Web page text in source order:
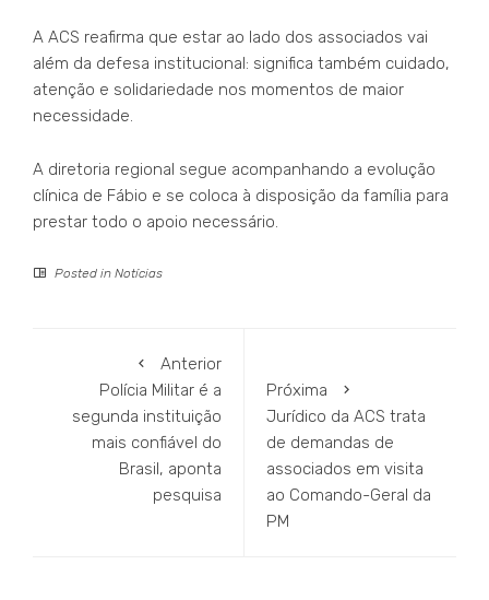
A ACS reafirma que estar ao lado dos associados vai
além da defesa institucional: significa também cuidado,
atenção e solidariedade nos momentos de maior
necessidade.
A diretoria regional segue acompanhando a evolução
clínica de Fábio e se coloca à disposição da família para
prestar todo o apoio necessário.
Posted in Notícias
Anterior
Polícia Militar é a
segunda instituição
mais confiável do
Brasil, aponta
pesquisa
Próxima
Jurídico da ACS trata
de demandas de
associados em visita
ao Comando-Geral da
PM